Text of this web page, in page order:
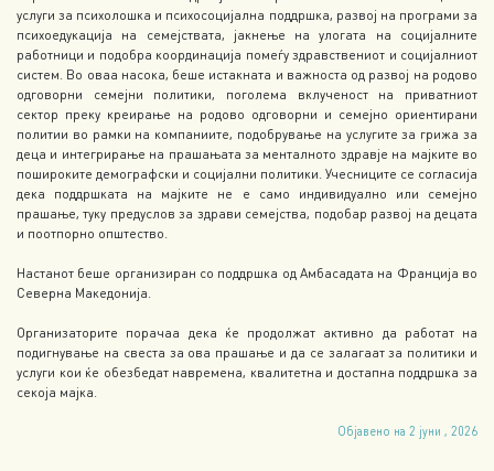
услуги за психолошка и психосоцијална поддршка, развој на програми за
психоедукација на семејствата, јакнење на улогата на социјалните
работници и подобра координација помеѓу здравствениот и социјалниот
систем. Во оваа насока, беше истакната и важноста од развој на родово
одговорни семејни политики, поголема вклученост на приватниот
сектор преку креирање на родово одговорни и семејно ориентирани
политии во рамки на компаниите, подобрување на услугите за грижа за
деца и интегрирање на прашањата за менталното здравје на мајките во
пошироките демографски и социјални политики. Учесниците се согласија
дека поддршката на мајките не е само индивидуално или семејно
прашање, туку предуслов за здрави семејства, подобар развој на децата
и поотпорно општество.
Настанот беше организиран со поддршка од Амбасадата на Франција во
Северна Македонија.
Организаторите порачаа дека ќе продолжат активно да работат на
подигнување на свеста за ова прашање и да се залагаат за политики и
услуги кои ќе обезбедат навремена, квалитетна и достапна поддршка за
секоја мајка.
Објавено на 2 јуни , 2026